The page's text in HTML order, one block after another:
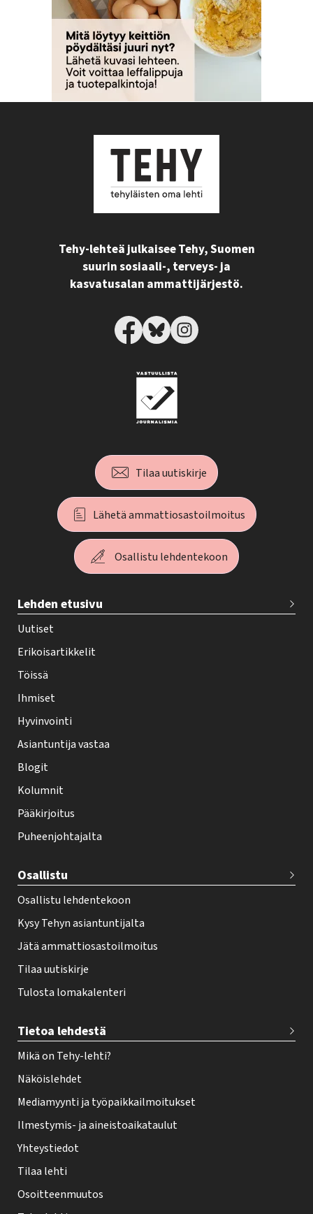
Tehy-lehteä julkaisee Tehy, Suomen
suurin sosiaali-, terveys- ja
kasvatusalan ammattijärjestö.
Tilaa uutiskirje
Lähetä ammattiosastoilmoitus
Osallistu lehdentekoon
e
h
y
-
e
h
t
i
f
o
t
r
Lehden etusivu
Uutiset
Erikoisartikkelit
Töissä
Ihmiset
Hyvinvointi
Asiantuntija vastaa
Blogit
Kolumnit
Pääkirjoitus
Puheenjohtajalta
Osallistu
Osallistu lehdentekoon
Kysy Tehyn asiantuntijalta
Jätä ammattiosastoilmoitus
Tilaa uutiskirje
Tulosta lomakalenteri
Tietoa lehdestä
Mikä on Tehy-lehti?
Näköislehdet
Mediamyynti ja työpaikkailmoitukset
Ilmestymis- ja aineistoaikataulut
Yhteystiedot
Tilaa lehti
Osoitteenmuutos